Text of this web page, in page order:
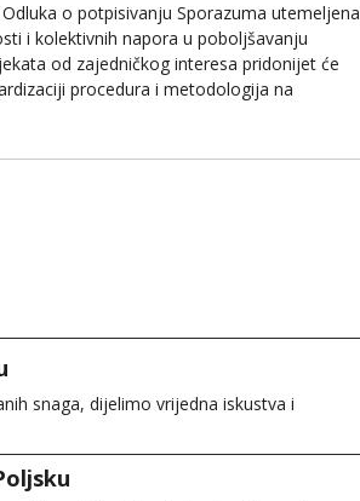
o potpisivanju Sporazuma utemeljena
i kolektivnih napora u poboljšavanju
od zajedničkog interesa pridonijet će
procedura i metodologija na
snaga, dijelimo vrijedna iskustva i